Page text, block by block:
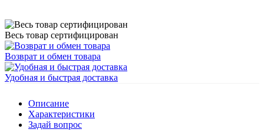
Весь товар сертифицирован
Возврат и обмен товара
Удобная и быстрая доставка
Описание
Характеристики
Задай вопрос